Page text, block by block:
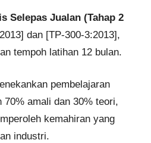
Selepas Jualan (Tahap 2
dan [TP-300-3:2013],
tempoh latihan 12 bulan.
pembelajaran
70% amali dan 30% teori,
kemahiran yang
industri.